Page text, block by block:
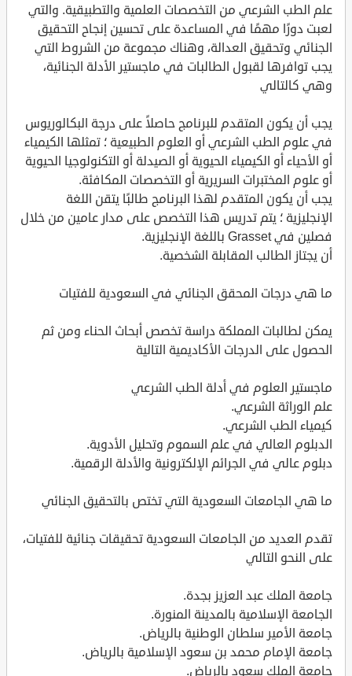
علم الطب الشرعي من التخصصات العلمية والتطبيقية. والتي
لعبت دورًا مهمًا في المساعدة على تحسين إنجاح التحقيق
الجنائي وتحقيق العدالة، وهناك مجموعة من الشروط التي
يجب توافرها لقبول الطالبات في ماجستير الأدلة الجنائية،
وهي كالتالي
يجب أن يكون المتقدم للبرنامج حاصلاً على درجة البكالوريوس
في علوم الطب الشرعي أو العلوم الطبيعية ؛ تمثلها الكيمياء
أو الأحياء أو الكيمياء الحيوية أو الصيدلة أو التكنولوجيا الحيوية
أو علوم المختبرات السريرية أو التخصصات المكافئة.
يجب أن يكون المتقدم لهذا البرنامج طالبًا يتقن اللغة
الإنجليزية ؛ يتم تدريس هذا التخصص على مدار عامين من خلال
فصلين في Grasset باللغة الإنجليزية.
أن يجتاز الطالب المقابلة الشخصية.
ما هي درجات المحقق الجنائي في السعودية للفتيات
يمكن لطالبات المملكة دراسة تخصص أبحاث الحناء ومن ثم
الحصول على الدرجات الأكاديمية التالية
ماجستير العلوم في أدلة الطب الشرعي
علم الوراثة الشرعي.
كيمياء الطب الشرعي.
الدبلوم العالي في علم السموم وتحليل الأدوية.
دبلوم عالي في الجرائم الإلكترونية والأدلة الرقمية.
ما هي الجامعات السعودية التي تختص بالتحقيق الجنائي
تقدم العديد من الجامعات السعودية تحقيقات جنائية للفتيات،
على النحو التالي
جامعة الملك عبد العزيز بجدة.
الجامعة الإسلامية بالمدينة المنورة.
جامعة الأمير سلطان الوطنية بالرياض.
جامعة الإمام محمد بن سعود الإسلامية بالرياض.
جامعة الملك سعود بالرياض.